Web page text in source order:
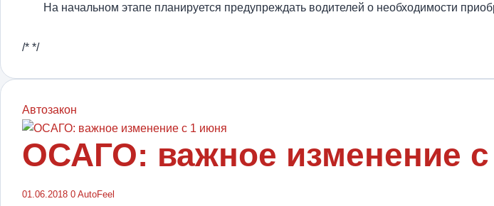
На начальном этапе планируется предупреждать водителей о необходимости
/* */
Автозакон
ОСАГО: важное изменение
01.06.2018 0 AutoFeel